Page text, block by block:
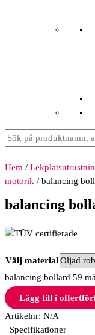
Hem /
motorik / balancing
balancing
Välj material
balancing bollard 59
Lägg till i
Artikelnr: N/A
Specifikationer